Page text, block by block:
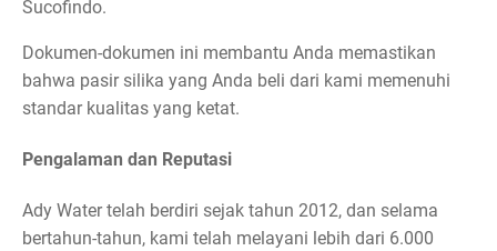
Sucofindo.
Dokumen-dokumen ini membantu Anda memastikan
bahwa pasir silika yang Anda beli dari kami memenuhi
standar kualitas yang ketat.
Pengalaman dan Reputasi
Ady Water telah berdiri sejak tahun 2012, dan selama
bertahun-tahun, kami telah melayani lebih dari 6.000